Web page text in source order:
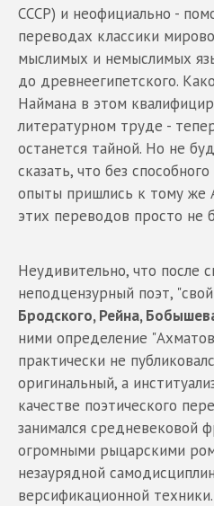
СССР) и неофициально -
переводах классики
мыслимых и немыслимых
до древнеегипетского.
Наймана в этом
литературном труде -
останется тайной. Но не
сказать, что без
опыты пришлись к тому же
этих переводов просто не
Неудивительно, что после
неподцензурный поэт,
Бродского, Рейна,
ними определение
практически не
оригинальный, а
качестве поэтического
занимался средневековой
огромными рыцарскими
незаурядной
версификационной техники.